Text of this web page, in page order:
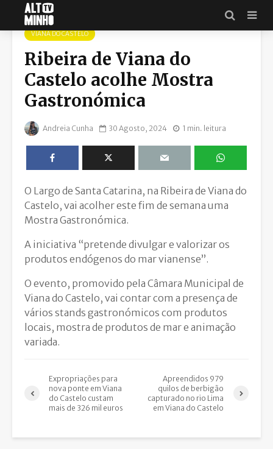
VIANA DO CASTELO
Ribeira de Viana do
Castelo acolhe Mostra
Gastronómica
Andreia Cunha 30 Agosto, 2024 1 min. leitura
O Largo de Santa Catarina, na Ribeira de Viana do
Castelo, vai acolher este fim de semana uma
Mostra Gastronómica.
A iniciativa “pretende divulgar e valorizar os
produtos endógenos do mar vianense”.
O evento, promovido pela Câmara Municipal de
Viana do Castelo, vai contar com a presença de
vários stands gastronómicos com produtos
locais, mostra de produtos de mar e animação
variada.
Expropriações para
nova ponte em Viana
do Castelo custam
mais de 326 mil euros
Apreendidos 979
quilos de berbigão
capturado no rio Lima
em Viana do Castelo